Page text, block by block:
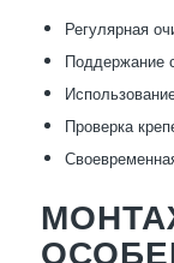
Регулярная
Поддержание
Проверка